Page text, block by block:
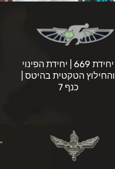
יחידת 669 | יחידת הפינוי
והחילוץ הטקטית בהיטס |
כנף 7